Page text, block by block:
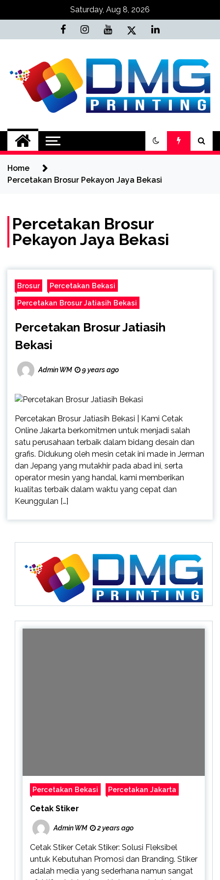
Saturday, Aug 8, 2026
Jasa Cetak Online
DMG Printing
Home
Percetakan Brosur Pekayon Jaya Bekasi
Percetakan Brosur
Pekayon Jaya Bekasi
Brosur Percetakan Bekasi
Percetakan Brosur Jatiasih Bekasi
Percetakan Brosur Jatiasih
Bekasi
Admin WM 9 years ago
Percetakan Brosur Jatiasih Bekasi | Kami Cetak
Online Jakarta berkomitmen untuk menjadi salah
satu perusahaan terbaik dalam bidang desain dan
grafis. Didukung oleh mesin cetak ini made in Jerman
dan Jepang yang mutakhir pada abad ini, serta
operator mesin yang handal, kami memberikan
kualitas terbaik dalam waktu yang cepat dan
Keunggulan […]
Percetakan Bekasi Percetakan Jakarta
Cetak Stiker
Admin WM 2 years ago
Cetak Stiker Cetak Stiker: Solusi Fleksibel
untuk Kebutuhan Promosi dan Branding. Stiker
adalah media yang sederhana namun sangat